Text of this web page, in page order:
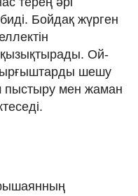
Бойдақ жүрген
Ой-
шешу
мен жаман